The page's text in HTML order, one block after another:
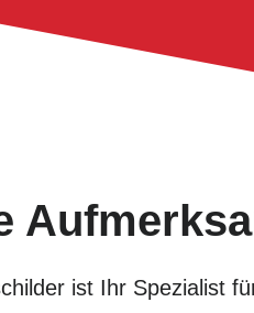
ist Ihr Spezialist